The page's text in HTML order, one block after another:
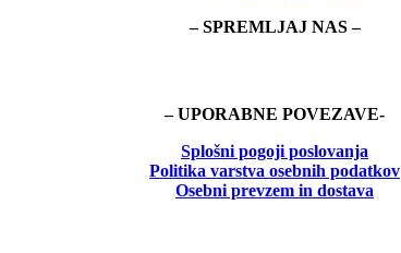
– SPREMLJAJ NAS –
– UPORABNE POVEZAVE-
Splošni pogoji poslovanja
Politika varstva osebnih podatkov
Osebni prevzem in dostava